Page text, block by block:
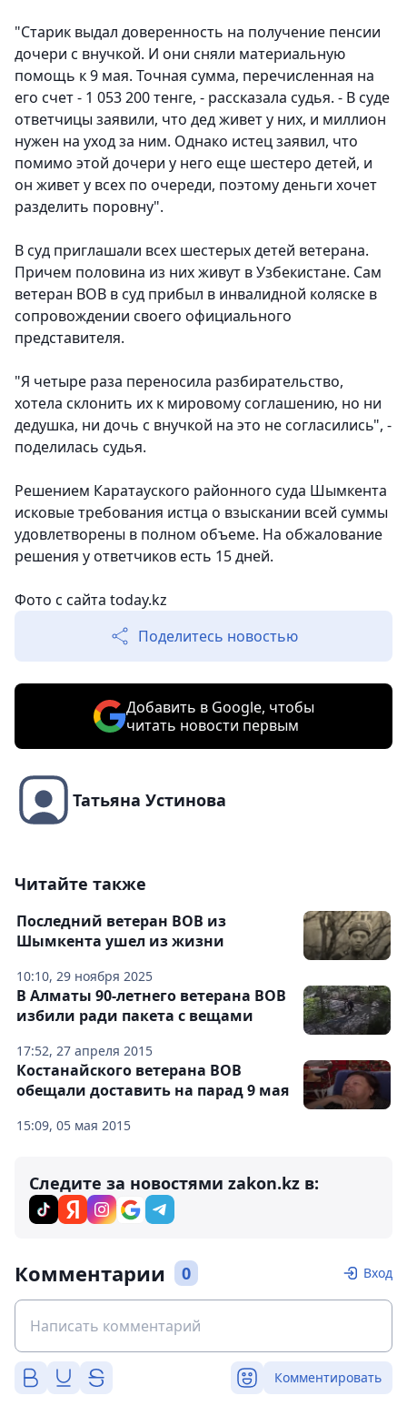
"Старик выдал доверенность на получение пенсии
дочери с внучкой. И они сняли материальную
помощь к 9 мая. Точная сумма, перечисленная на
его счет - 1 053 200 тенге, - рассказала судья. - В суде
ответчицы заявили, что дед живет у них, и миллион
нужен на уход за ним. Однако истец заявил, что
помимо этой дочери у него еще шестеро детей, и
он живет у всех по очереди, поэтому деньги хочет
разделить поровну".
В суд приглашали всех шестерых детей ветерана.
Причем половина из них живут в Узбекистане. Сам
ветеран ВОВ в суд прибыл в инвалидной коляске в
сопровождении своего официального
представителя.
"Я четыре раза переносила разбирательство,
хотела склонить их к мировому соглашению, но ни
дедушка, ни дочь с внучкой на это не согласились", -
поделилась судья.
Решением Каратауского районного суда Шымкента
исковые требования истца о взыскании всей суммы
удовлетворены в полном объеме. На обжалование
решения у ответчиков есть 15 дней.
Фото с сайта today.kz
Поделитесь новостью
Добавить в Google, чтобы
читать новости первым
Татьяна Устинова
Читайте также
10:10, 29 ноября 2025
Последний ветеран ВОВ из
Шымкента ушел из жизни
17:52, 27 апреля 2015
В Алматы 90-летнего ветерана ВОВ
избили ради пакета с вещами
15:09, 05 мая 2015
Костанайского ветерана ВОВ
обещали доставить на парад 9 мая
Следите за новостями zakon.kz в:
Комментарии 0 Вход
Комментировать